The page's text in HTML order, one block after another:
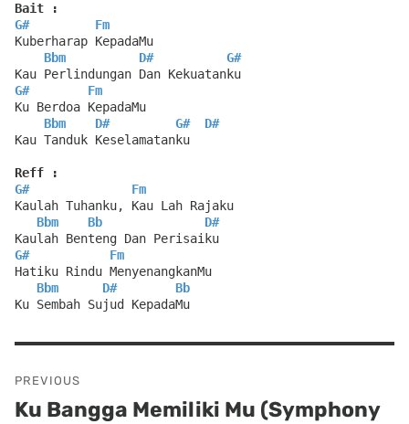
Bait :
G#
Fm
Kuberharap KepadaMu
Bbm
D#
G#
Kau Perlindungan Dan Kekuatanku
G#
Fm
Ku Berdoa KepadaMu
Bbm
D# G#
D#
Kau Tanduk Keselamatanku
Reff :
G#
Fm
Kaulah Tuhanku, Kau Lah Rajaku
Bbm
Bb
D#
Kaulah Benteng Dan Perisaiku
G#
Fm
Hatiku Rindu MenyenangkanMu
Bbm
D#
Bb
Ku Sembah Sujud KepadaMu
navigation
PREVIOUS
Previous
Ku Bangga Memiliki Mu (Symphony